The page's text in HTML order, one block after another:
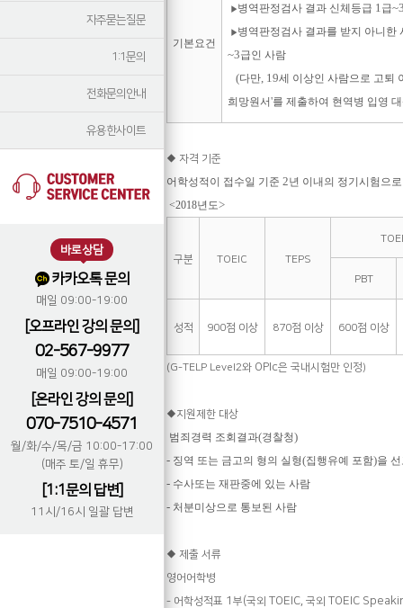
자주묻는질문
1:1문의
전화문의안내
유용한사이트
바로상담
카카오톡 문의
매일 09:00-19:00
[오프라인 강의 문의]
02-567-9977
매일 09:00-19:00
[온라인 강의 문의]
070-7510-4571
월/화/수/목/금 10:00-17:00
(매주 토/일 휴무)
[1:1문의 답변]
11시/16시 일괄 답변
기본요건
▶ 병역판정검사 결과 신체등급 1급
▶ 병역판정검사 결과를 받지 아니한
~3급인 사람
(다만, 19세 이상인 사람으로 고퇴
희망원서'를 제출하여 현역병 입영
◆ 자격 기준
어학성적이 접수일 기준 2년 이내의 정기시험으
<2018년도>
구분 TOEIC TEPS
PBT
성적 900점 이상 870점 이상 600점 이상
(G-TELP Level2와 OPIc은 국내시험만 인정)
◆지원제한 대상
범죄경력 조회결과(경찰청)
- 징역 또는 금고의 형의 실형(집행유예 포함)을
- 수사또는 재판중에 있는 사람
- 처분미상으로 통보된 사람
◆ 제출 서류
영어어학병
- 어학성적표 1 부(국외 TOEIC, 국외 TOEIC